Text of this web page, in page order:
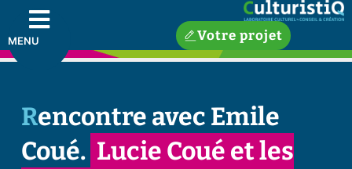
MENU Votre projet
Rencontre avec Emile
Coué. Lucie Coué et les